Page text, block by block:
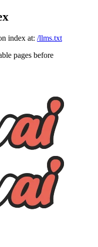
index at: /llms.txt
pages before